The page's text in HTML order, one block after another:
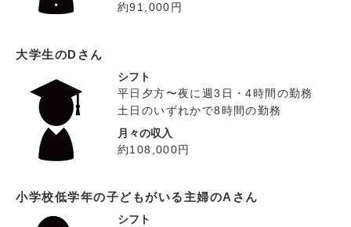
約91,000円
大学生のDさん
シフト
平日夕方〜夜に週3日・4時間の勤務
土日のいずれかで8時間の勤務
月々の収入
約108,000円
小学校低学年の子どもがいる主婦のAさん
シフト